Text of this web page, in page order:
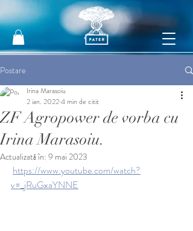
Postare
ZF Agropower de vorba cu
Irina Marasoiu.
Irina Marasoiu
2 ian. 20224 min de citit
Actualizată în: 9 mai 2023
https://www.youtube.com/watch?
v=_jRuGxaYNNE